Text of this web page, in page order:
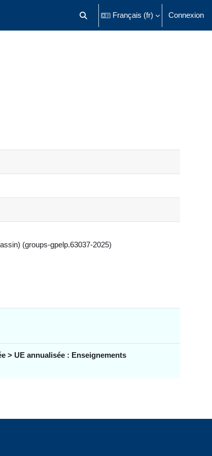
Activer/désactiver la saisie de
Français ‎(fr)‎ Connexion
(groups-gpelp.63037-2025)
> UE annualisée : Enseignements